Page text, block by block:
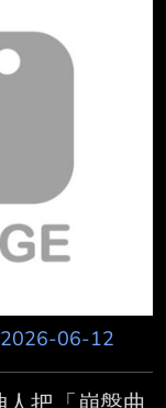
用縮網址，連
news/684528
新聞 2026-06-
國際中心顏
物價指數不斷
2026-06-12